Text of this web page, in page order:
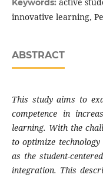
Keywords:
innovative learning,
ABSTRACT
This study aims to
competence in
learning. With the
to optimize
as the student-
integration. This